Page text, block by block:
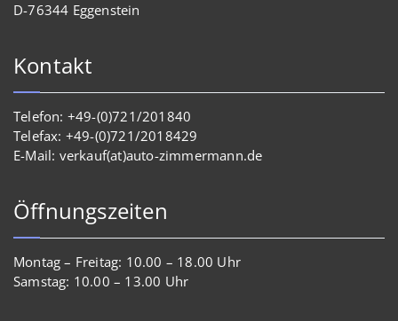
D-76344 Eggenstein
Kontakt
Telefon: +49-(0)721/201840
Telefax: +49-(0)721/2018429
E-Mail: verkauf(at)auto-zimmermann.de
Öffnungszeiten
Montag – Freitag: 10.00 – 18.00 Uhr
Samstag: 10.00 – 13.00 Uhr